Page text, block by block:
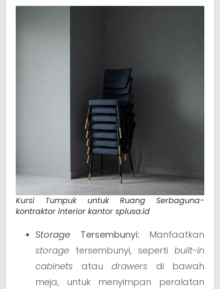
Kursi Tumpuk untuk Ruang Serbaguna-
kontraktor interior kantor splusa.id
Storage Tersembunyi: Manfaatkan
storage tersembunyi, seperti built-in
cabinets atau drawers di bawah
meja, untuk menyimpan peralatan